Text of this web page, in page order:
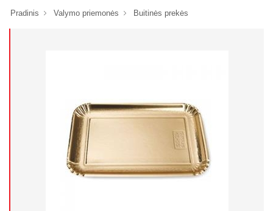
Pradinis Valymo priemonės Buitinės prekės